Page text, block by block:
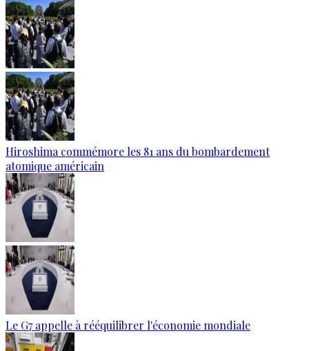
Hiroshima commémore les 81 ans du bombardement
atomique américain
Le G7 appelle à rééquilibrer l'économie mondiale